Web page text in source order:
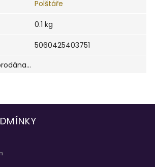
Polštáře
0.1 kg
5060425403751